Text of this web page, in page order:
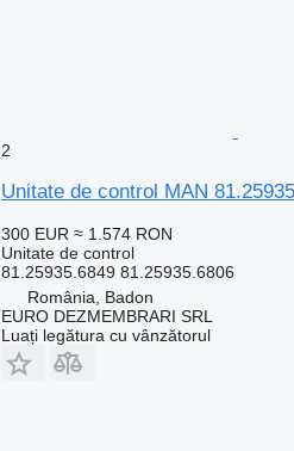
2
Unitate de control MAN
300 EUR ≈ 1.574 RON
Unitate de control
81.25935.6849 81.25935.6806
România, Badon
EURO DEZMEMBRARI SRL
Luați legătura cu vânzătorul